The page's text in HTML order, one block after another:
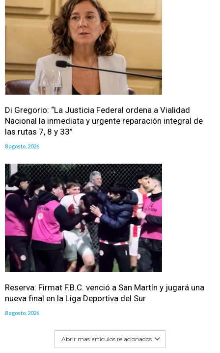
Di Gregorio: “La Justicia Federal ordena a Vialidad
Nacional la inmediata y urgente reparación integral de
las rutas 7, 8 y 33”
8 agosto, 2026
Reserva: Firmat F.B.C. venció a San Martín y jugará una
nueva final en la Liga Deportiva del Sur
8 agosto, 2026
Abrir mas artículos relacionados